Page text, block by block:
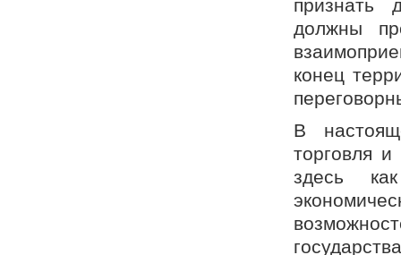
признать
должны
конец
В
торговля
здесь